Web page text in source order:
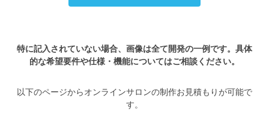
特に記入されていない場合、画像は全て開発の一例です。具体
的な希望要件や仕様・機能についてはご相談ください。
以下のページからオンラインサロンの制作お見積もりが可能で
す。